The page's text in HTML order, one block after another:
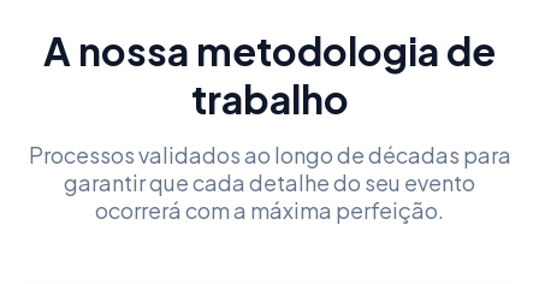
A nossa metodologia de
trabalho
Processos validados ao longo de décadas para
garantir que cada detalhe do seu evento
ocorrerá com a máxima perfeição.